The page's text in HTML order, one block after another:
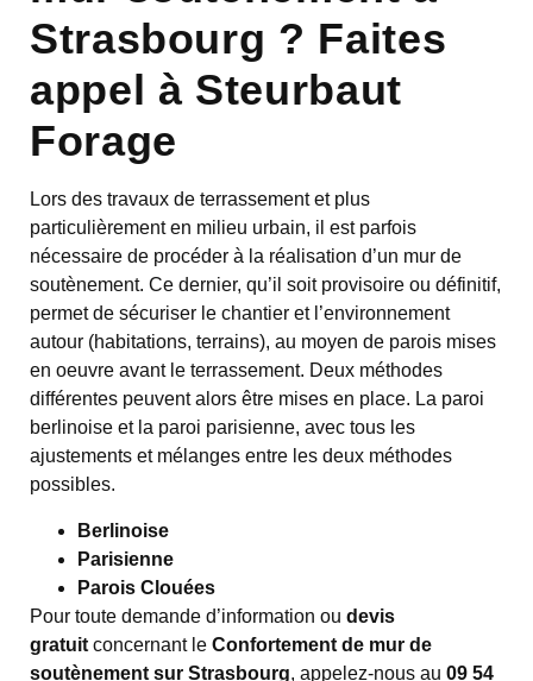
Strasbourg ? Faites
appel à Steurbaut
Forage
Lors des travaux de terrassement et plus
particulièrement en milieu urbain, il est parfois
nécessaire de procéder à la réalisation d’un mur de
soutènement. Ce dernier, qu’il soit provisoire ou définitif,
permet de sécuriser le chantier et l’environnement
autour (habitations, terrains), au moyen de parois mises
en oeuvre avant le terrassement. Deux méthodes
différentes peuvent alors être mises en place. La paroi
berlinoise et la paroi parisienne, avec tous les
ajustements et mélanges entre les deux méthodes
possibles.
Berlinoise
Parisienne
Parois Clouées
Pour toute demande d’information ou devis
gratuit concernant le Confortement de mur de
soutènement sur Strasbourg, appelez-nous au 09 54